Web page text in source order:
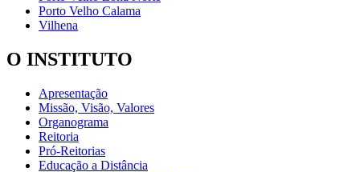
Porto Velho Calama
Vilhena
O INSTITUTO
Apresentação
Missão, Visão, Valores
Organograma
Reitoria
Pró-Reitorias
Educação a Distância